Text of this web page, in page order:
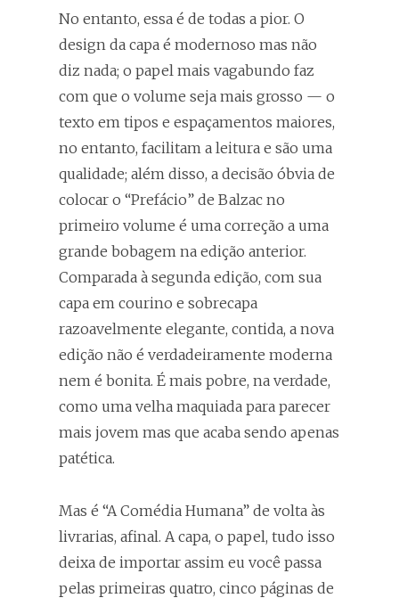
No entanto, essa é de todas a pior. O
design da capa é modernoso mas não
diz nada; o papel mais vagabundo faz
com que o volume seja mais grosso — o
texto em tipos e espaçamentos maiores,
no entanto, facilitam a leitura e são uma
qualidade; além disso, a decisão óbvia de
colocar o “Prefácio” de Balzac no
primeiro volume é uma correção a uma
grande bobagem na edição anterior.
Comparada à segunda edição, com sua
capa em courino e sobrecapa
razoavelmente elegante, contida, a nova
edição não é verdadeiramente moderna
nem é bonita. É mais pobre, na verdade,
como uma velha maquiada para parecer
mais jovem mas que acaba sendo apenas
patética.
Mas é “A Comédia Humana” de volta às
livrarias, afinal. A capa, o papel, tudo isso
deixa de importar assim eu você passa
pelas primeiras quatro, cinco páginas de